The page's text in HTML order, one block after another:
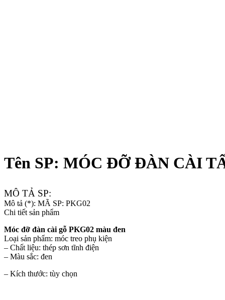
Tên SP: MÓC ĐỠ ĐÀN CÀI
MÔ TẢ SP:
Mô tả (*): MÃ SP: PKG02
Chi tiết sản phẩm
Móc đỡ đàn cài gỗ PKG02 màu đen
Loại sản phẩm: móc treo phụ kiện
– Chất liệu: thép sơn tĩnh điện
– Màu sắc: đen
– Kích thước: tùy chọn